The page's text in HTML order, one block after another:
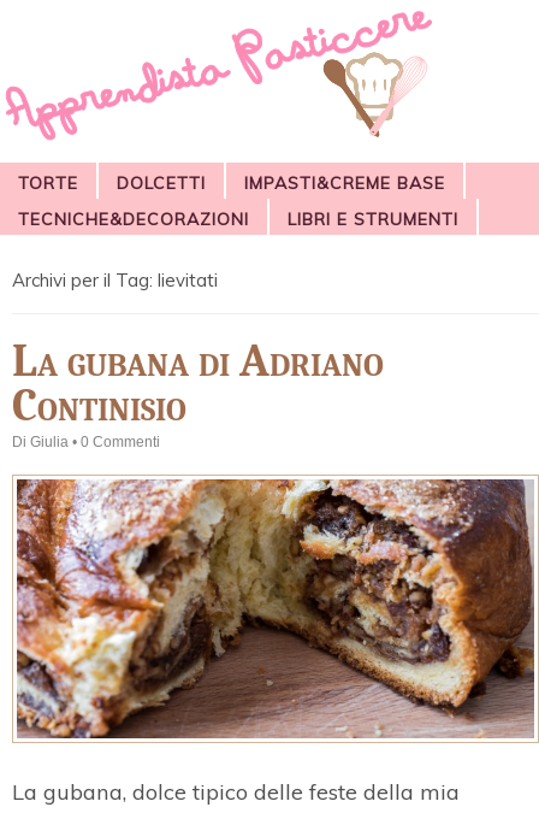
TORTE DOLCETTI
IMPASTI&CREME BASE
TECNICHE&DECORAZIONI
LIBRI E STRUMENTI
Archivi per il Tag: lievitati
La gubana di Adriano
Continisio
Di Giulia • 0 Commenti
La gubana, dolce tipico delle feste della mia